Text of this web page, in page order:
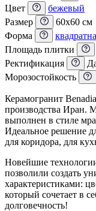
Цвет
бежевый
Размер
60x60 см
Форма
Площадь плитки
Ректификация
Морозостойкость
Керамогранит
производства Иран.
выполнен в стиле
Идеальное решение
для коридора, для
Новейшие
позволили создать
характеристиками:
который сочетает в
долговечность!